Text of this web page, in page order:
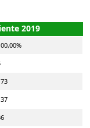
2019